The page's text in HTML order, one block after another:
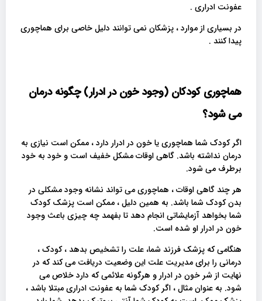
عفونت ادراری .
در بسیاری از موارد ، پزشکان نمی توانند دلیل خاصی برای هماچوری
پیدا کنند .
هماچوری کودکان (وجود خون در ادرار) چگونه درمان
می شود؟
اگر کودک شما هماچوری یا خون در ادرار دارد ، ممکن است نیازی به
درمان نداشته باشد. گاهی اوقات مشکل خفیف است و خود به خود
برطرف می شود.
هر چند گاهی اوقات ، هماچوری می تواند نشانه وجود مشکلی در
بدن کودک شما باشد. به همین دلیل ، ممکن است پزشک کودک
شما بخواهد آزمایشاتی انجام دهد تا بفهمد چه چیزی باعث وجود
خون در ادرار او شده است.
هنگامی که پزشک فرزند شما، علت را تشخیص بدهد ، کودک ،
درمانی را برای مدیریت علت این وضعیت دریافت می کند که در
نهایت از شر خون در ادرار و هرگونه علائمی که دارد خلاص می
شود. به عنوان مثال ، اگر کودک شما به عفونت ادراری مبتلا باشد ،